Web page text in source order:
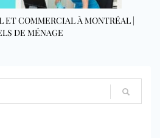
ET COMMERCIAL À MONTRÉAL |
DE MÉNAGE